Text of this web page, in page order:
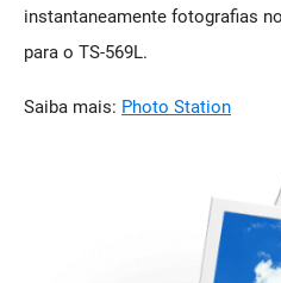
instantaneamente fotografias
para o TS-569L.
Saiba mais: Photo Station